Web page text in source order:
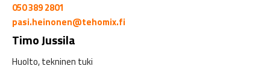
050 389 2801
pasi.heinonen@tehomix.fi
Timo Jussila
Huolto, tekninen tuki